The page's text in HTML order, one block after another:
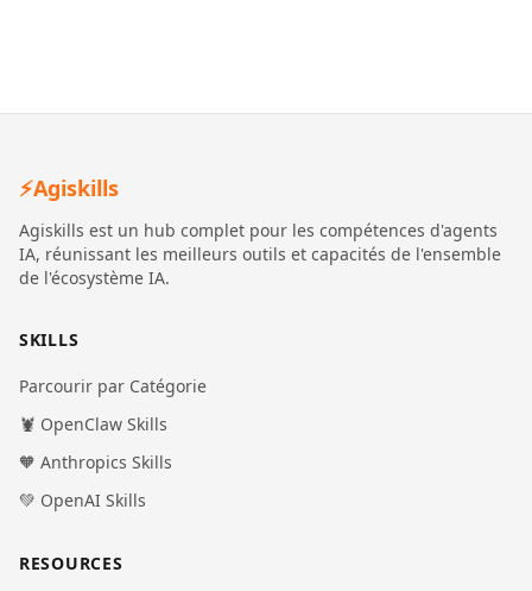
⚡Agiskills
Agiskills est un hub complet pour les compétences d'agents
IA, réunissant les meilleurs outils et capacités de l'ensemble
de l'écosystème IA.
SKILLS
Parcourir par Catégorie
🦞 OpenClaw Skills
🧡 Anthropics Skills
💚 OpenAI Skills
RESOURCES